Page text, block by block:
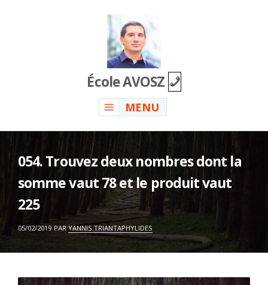
École AVOSZ
MENU
054. Trouvez deux nombres dont la
somme vaut 78 et le produit vaut
225
ON
05/02/2019 PARYANNIS TRIANTAPHYLIDES